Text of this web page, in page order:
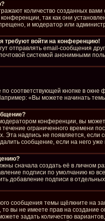
количество созданных
так как они
и модератор или
требуют войти на конференцию!
отправлять email-сообщения
системой анонимными
соответствующей кнопке в
«Вы можете начинать
конференции, вы
ограниченного времени
Эта надпись не появляется,
сообщение, если на него уже
сначала создать её в личном
подписи по умолчанию ко
добавление подписи в
сообщения темы щёлкните на
вы не имеете прав на создание
задать количество